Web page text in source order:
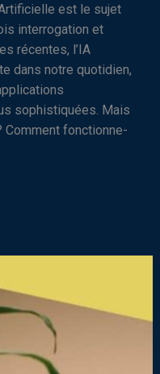
est le sujet
interrogation et
récentes, l’IA
dans notre quotidien,
sophistiquées. Mais
Comment fonctionne-